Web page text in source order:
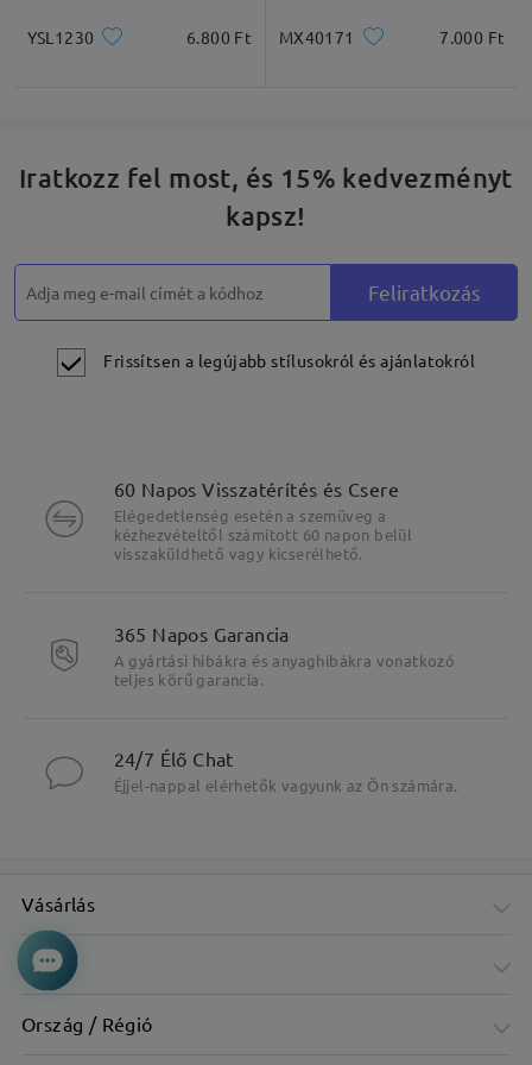
YSL1230 6.800 Ft MX40171 7.000 Ft
Iratkozz fel most, és 15% kedvezményt
kapsz!
Feliratkozás
Frissítsen a legújabb stílusokról és ajánlatokról
60 Napos Visszatérítés és Csere
Elégedetlenség esetén a szemüveg a
kézhezvételtől számított 60 napon belül
visszaküldhető vagy kicserélhető.
365 Napos Garancia
A gyártási hibákra és anyaghibákra vonatkozó
teljes körű garancia.
24/7 Élő Chat
Éjjel-nappal elérhetők vagyunk az Ön számára.
Vásárlás
Cég
Ország / Régió